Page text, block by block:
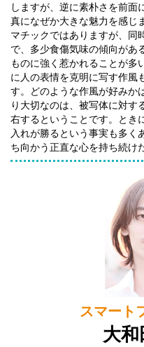
しますが、逆に素朴さを前面
真になぜか大きな魅力を感じ
マチックではありますが、同
で、多少食傷気味の傾向があ
ものに強く惹かれることが多
に人の表情を克明に写す作風
す。どのような作風が好みか
り大切なのは、被写体に対す
右するということです。とき
入れが勝るという事実も多く
ち向かう正直な心を持ち続け
スマート
大和